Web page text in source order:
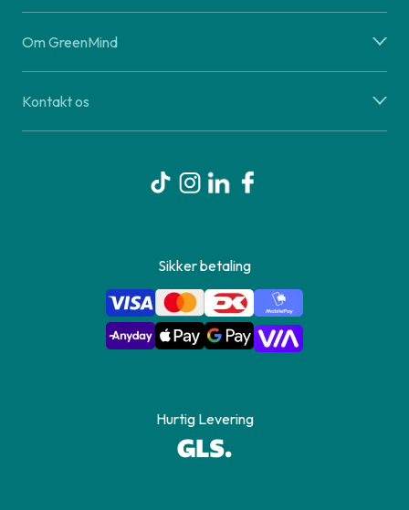
Om GreenMind
Kontakt os
Sikker betaling
Hurtig Levering